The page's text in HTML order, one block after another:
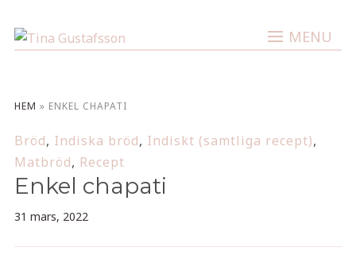
MENU
HEM » ENKEL CHAPATI
Bröd, Indiska bröd, Indiskt (samtliga recept),
Matbröd, Recept
Enkel chapati
31 mars, 2022